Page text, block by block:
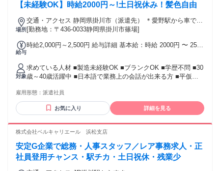
【未経験OK】時給2000円～!土日祝休み！髪色自由
場所
交通・アクセス 静岡県掛川市（派遣先） ＊愛野駅から車で5
分 ＊袋井駅から車で11分 ＊掛川駅から車で11分
[勤務地：〒436-0033静岡県掛川市篠場]
給与
時給2,000円～2,500円 給与詳細 基本給：時給 2000円 〜 2500
限月3万円)
対象
求めている人材 ■製造未経験OK ■ブランクOK ■学歴不問 ■30
歳～40歳活躍中 ■日本語で業務上の会話が出来る方 ■平仮
ぎ書など） ＊こんな方にピッタリ！＊ ・長期で安定した仕事
をしたい方 ・初めてだけど挑戦してみたい方 ・モクモク作業
が好きな方 ・同年代がいる職場で働きたい方 ・将来につなが
タッフもほとんどが未経験スタート！ イチから丁寧に教える
雇用形態： 派遣社員
お気に入り 詳細を見る
株式会社ベルキャリエール 浜松支店
安定G企業で総務・人事スタッフ／レア事務求人・正
社員登用チャンス・駅チカ・土日祝休・残業少